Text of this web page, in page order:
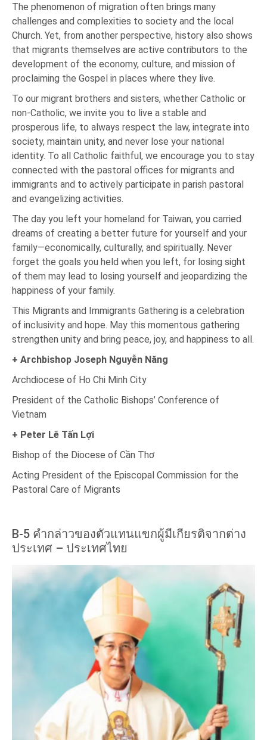
The phenomenon of migration often brings many
challenges and complexities to society and the local
Church. Yet, from another perspective, history also shows
that migrants themselves are active contributors to the
development of the economy, culture, and mission of
proclaiming the Gospel in places where they live.
To our migrant brothers and sisters, whether Catholic or
non-Catholic, we invite you to live a stable and
prosperous life, to always respect the law, integrate into
society, maintain unity, and never lose your national
identity. To all Catholic faithful, we encourage you to stay
connected with the pastoral offices for migrants and
immigrants and to actively participate in parish pastoral
and evangelizing activities.
The day you left your homeland for Taiwan, you carried
dreams of creating a better future for yourself and your
family—economically, culturally, and spiritually. Never
forget the goals you held when you left, for losing sight
of them may lead to losing yourself and jeopardizing the
happiness of your family.
This Migrants and Immigrants Gathering is a celebration
of inclusivity and hope. May this momentous gathering
strengthen unity and bring peace, joy, and happiness to all.
+ Archbishop Joseph Nguyễn Năng
Archdiocese of Ho Chi Minh City
President of the Catholic Bishops’ Conference of
Vietnam
+ Peter Lê Tấn Lợi
Bishop of the Diocese of Cần Thơ
Acting President of the Episcopal Commission for the
Pastoral Care of Migrants
B-5 คำกล่าวของตัวแทนแขกผู้มีเกียรติจากต่าง
ประเทศ – ประเทศไทย